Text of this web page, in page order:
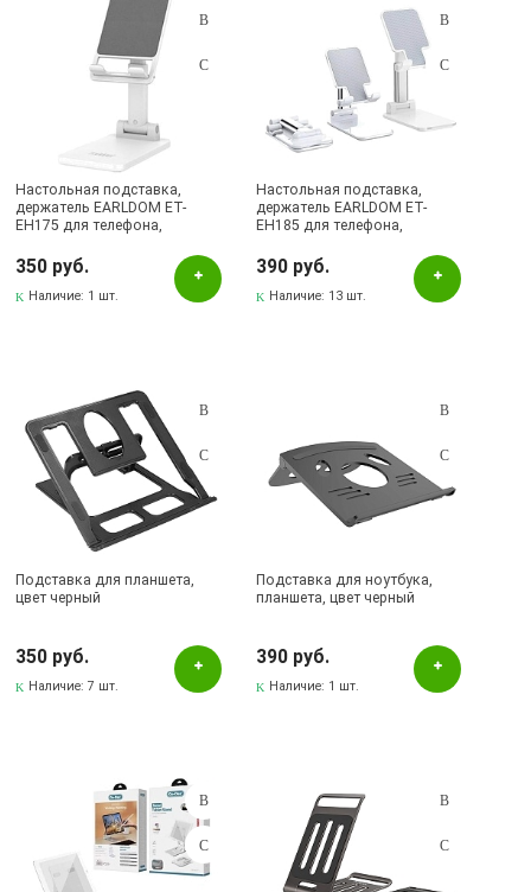
Настольная подставка,
держатель EARLDOM ET-
EH175 для телефона,
350 руб.
Наличие: 1 шт.
Настольная подставка,
держатель EARLDOM ET-
EH185 для телефона,
390 руб.
Наличие: 13 шт.
Подставка для планшета,
цвет черный
350 руб.
Наличие:7 шт.
Подставка для ноутбука,
планшета, цвет черный
390 руб.
Наличие: 1 шт.